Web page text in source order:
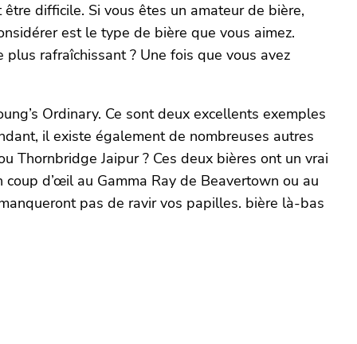
difficile. Si vous êtes un amateur de bière,
est le type de bière que vous aimez.
rafraîchissant ? Une fois que vous avez
Ordinary. Ce sont deux excellents exemples
il existe également de nombreuses autres
Thornbridge Jaipur ? Ces deux bières ont un vrai
d’œil au Gamma Ray de Beavertown ou au
pas de ravir vos papilles. bière là-bas